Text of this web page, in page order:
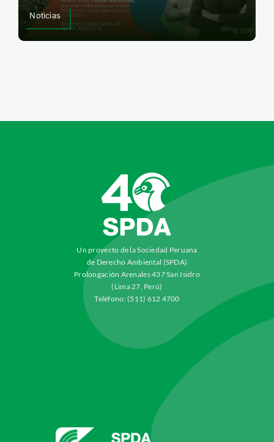
Noticias
Un proyecto de la Sociedad Peruana
de Derecho Ambiental (SPDA)
Prolongación Arenales 437 San Isidro
(Lima 27, Perú)
Teléfono: (511) 612 4700